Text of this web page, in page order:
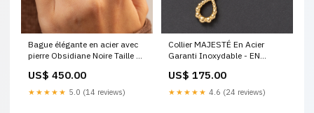
Bague élégante en acier avec
pierre Obsidiane Noire Taille de
US$ 450.00
★★★★★ 5.0 (14 reviews)
Collier MAJESTÉ En Acier
Garanti Inoxydable - EN
US$ 175.00
★★★★★ 4.6 (24 reviews)